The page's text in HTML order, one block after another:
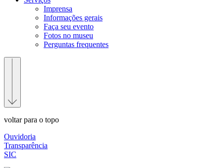
Imprensa
Informações gerais
Faça seu evento
Fotos no museu
Perguntas frequentes
voltar para o topo
Ouvidoria
Transparência
SIC